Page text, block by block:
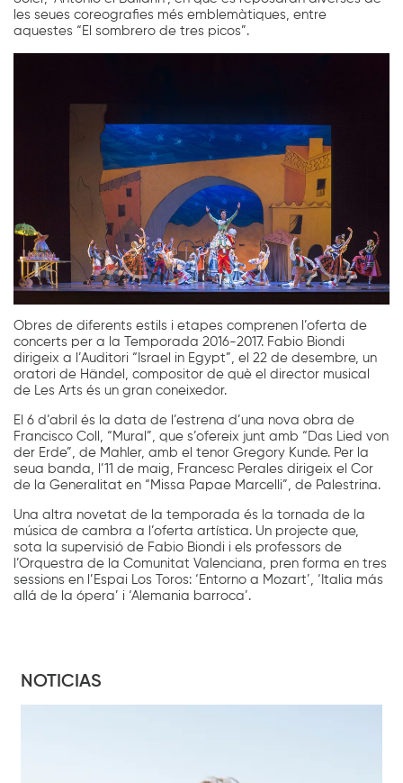
les seues coreografies més emblemàtiques, entre
aquestes “El sombrero de tres picos”.
Obres de diferents estils i etapes comprenen l’oferta de
concerts per a la Temporada 2016-2017. Fabio Biondi
dirigeix a l’Auditori “Israel in Egypt”, el 22 de desembre, un
oratori de Händel, compositor de què el director musical
de Les Arts és un gran coneixedor.
El 6 d’abril és la data de l’estrena d’una nova obra de
Francisco Coll, “Mural”, que s’ofereix junt amb “Das Lied von
der Erde”, de Mahler, amb el tenor Gregory Kunde. Per la
seua banda, l’11 de maig, Francesc Perales dirigeix el Cor
de la Generalitat en “Missa Papae Marcelli”, de Palestrina.
Una altra novetat de la temporada és la tornada de la
música de cambra a l’oferta artística. Un projecte que,
sota la supervisió de Fabio Biondi i els professors de
l’Orquestra de la Comunitat Valenciana, pren forma en tres
sessions en l’Espai Los Toros: ‘Entorno a Mozart’, ‘Italia más
allá de la ópera’ i ‘Alemania barroca’.
NOTICIAS